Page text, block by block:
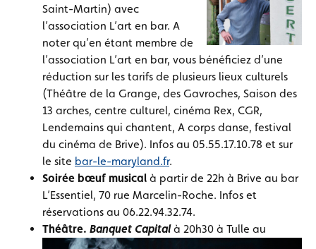
Saint-Martin) avec
l’association L’art en bar. A
noter qu’en étant membre de
l’association L’art en bar, vous bénéficiez d’une
réduction sur les tarifs de plusieurs lieux culturels
(Théâtre de la Grange, des Gavroches, Saison des
13 arches, centre culturel, cinéma Rex, CGR,
Lendemains qui chantent, A corps danse, festival
du cinéma de Brive). Infos au 05.55.17.10.78 et sur
le site bar-le-maryland.fr.
Soirée bœuf musical à partir de 22h à Brive au bar
L’Essentiel, 70 rue Marcelin-Roche. Infos et
réservations au 06.22.94.32.74.
Théâtre. Banquet Capitalà 20h30 à Tulle au